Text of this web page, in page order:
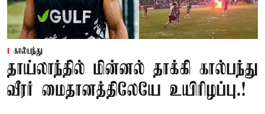
கால்பந்து
தாய்லாந்தில் மின்னல் தாக்கி கால்பந்து
வீரர் மைதானத்திலேயே உயிரிழப்பு.!